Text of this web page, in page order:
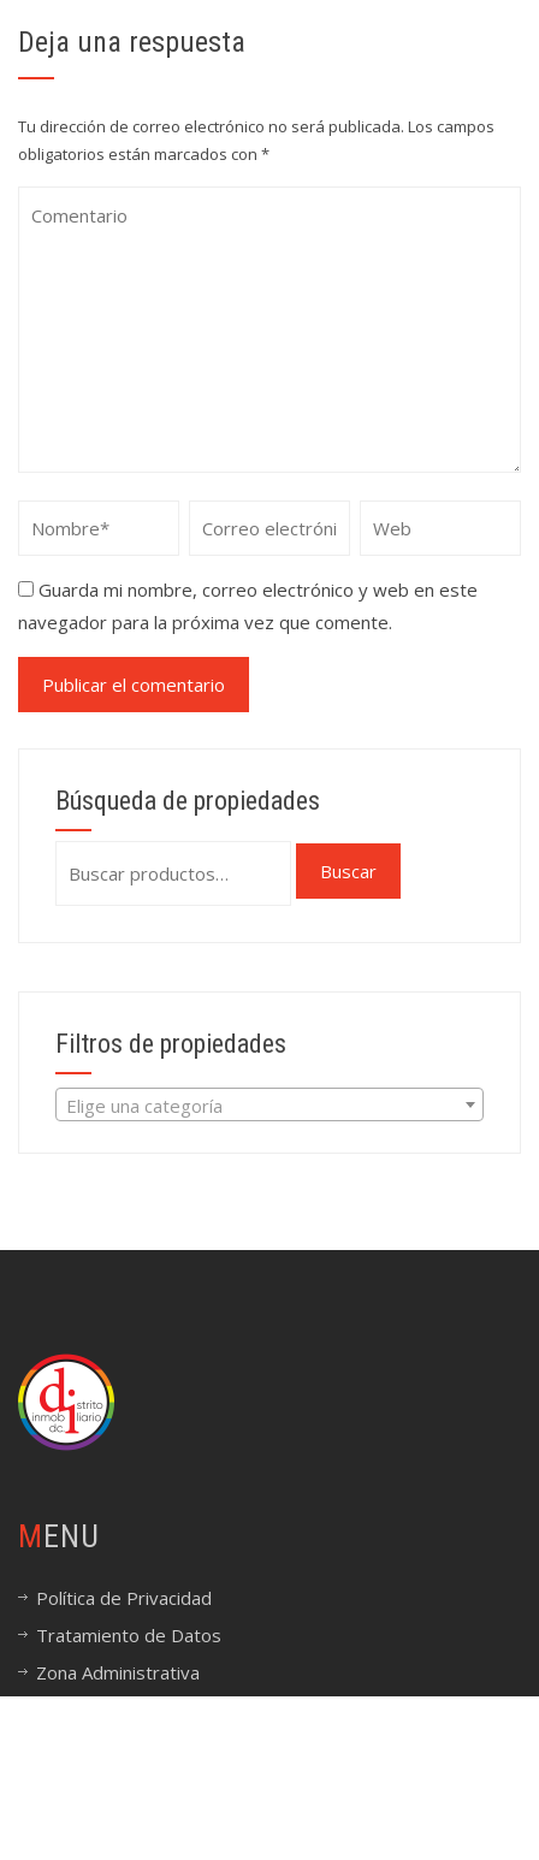
Deja una respuesta
Tu dirección de correo electrónico no será publicada. Los campos
obligatorios están marcados con *
Guarda mi nombre, correo electrónico y web en este
navegador para la próxima vez que comente.
Búsqueda de propiedades
por:
Buscar
Filtros de propiedades
Elige una categoría
MENU
Política de Privacidad
Tratamiento de Datos
Zona Administrativa